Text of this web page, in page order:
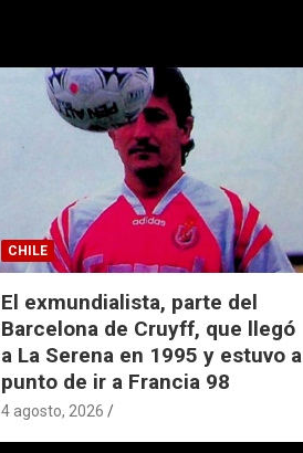
CHILE
El exmundialista, parte del
Barcelona de Cruyff, que llegó
a La Serena en 1995 y estuvo a
punto de ir a Francia 98
4 agosto, 2026